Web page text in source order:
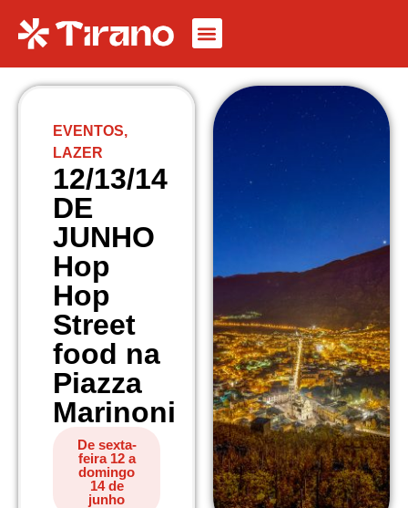
EVENTOS,
LAZER
12/13/14
DE
JUNHO
Hop
Hop
Street
food na
Piazza
Marinoni
De sexta-
feira 12 a
domingo
14 de
junho